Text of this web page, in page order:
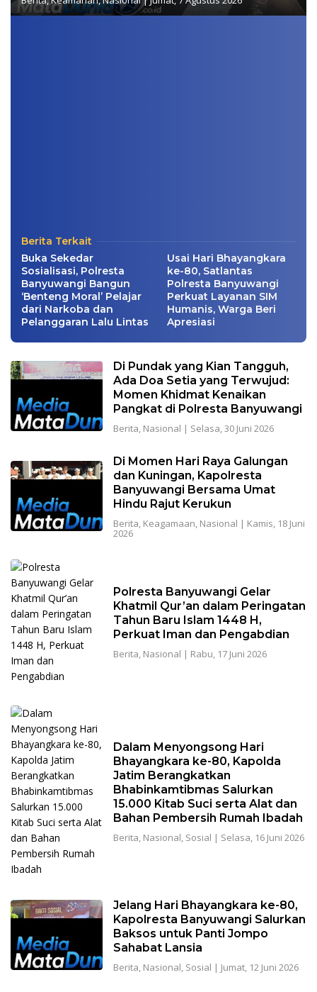
Berita Terkait
Buka Sekedar
Sosialisasi, Polresta
Banyuwangi Bangun
‘Benteng Moral’ Pelajar
dari Narkoba dan
Pelanggaran Lalu Lintas
Usai Hari Bhayangkara
ke-80, Satlantas
Polresta Banyuwangi
Perkuat Layanan SIM
Humanis, Warga Beri
Apresiasi
Di Pundak yang Kian Tangguh,
Ada Doa Setia yang Terwujud:
Momen Khidmat Kenaikan
Pangkat di Polresta Banyuwangi
Berita, Nasional | Selasa, 30 Juni 2026
Di Momen Hari Raya Galungan
dan Kuningan, Kapolresta
Banyuwangi Bersama Umat
Hindu Rajut Kerukun
Berita, Keagamaan, Nasional | Kamis, 18 Juni
2026
Polresta Banyuwangi Gelar
Khatmil Qur’an dalam Peringatan
Tahun Baru Islam 1448 H,
Perkuat Iman dan Pengabdian
Berita, Nasional | Rabu, 17 Juni 2026
Dalam Menyongsong Hari
Bhayangkara ke-80, Kapolda
Jatim Berangkatkan
Bhabinkamtibmas Salurkan
15.000 Kitab Suci serta Alat dan
Bahan Pembersih Rumah Ibadah
Berita, Nasional, Sosial | Selasa, 16 Juni 2026
Jelang Hari Bhayangkara ke-80,
Kapolresta Banyuwangi Salurkan
Baksos untuk Panti Jompo
Sahabat Lansia
Berita, Nasional, Sosial | Jumat, 12 Juni 2026